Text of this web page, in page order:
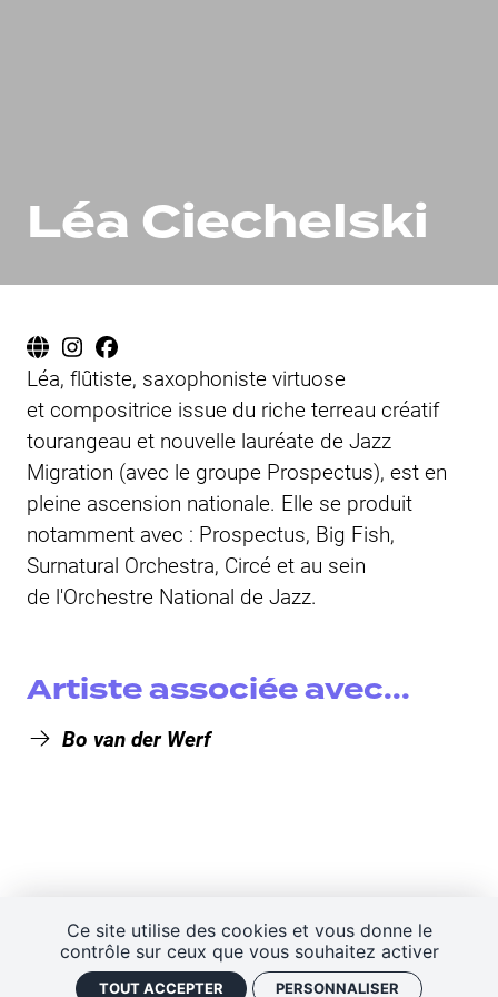
Ce site utilise des cookies et vous donne le
contrôle sur ceux que vous souhaitez activer
TOUT ACCEPTER PERSONNALISER
Fil d'Ariane
Léa Ciechelski
Léa, flûtiste, saxophoniste virtuose
et compositrice issue du riche terreau créatif
tourangeau et nouvelle lauréate de Jazz
Migration (avec le groupe Prospectus), est en
pleine ascension nationale. Elle se produit
notamment avec : Prospectus, Big Fish,
Surnatural Orchestra, Circé et au sein
de l'Orchestre National de Jazz.
Artiste associéeavec...
Bo van der Werf